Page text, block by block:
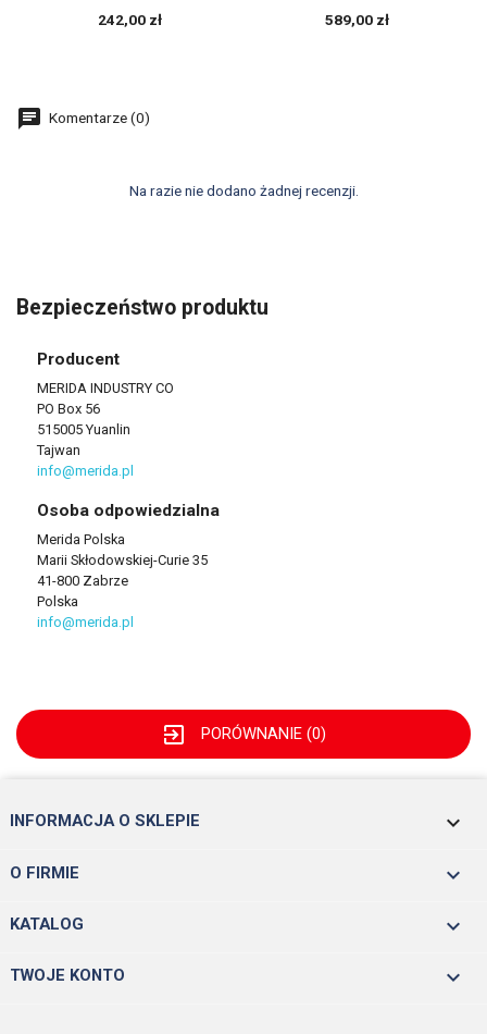
242,00 zł 589,00 zł
Komentarze (0)
Na razie nie dodano żadnej recenzji.
Bezpieczeństwo produktu
Producent
MERIDA INDUSTRY CO
PO Box 56
515005 Yuanlin
Tajwan
info@merida.pl
Osoba odpowiedzialna
Merida Polska
Marii Skłodowskiej-Curie 35
41-800 Zabrze
Polska
info@merida.pl
exit_to_app PORÓWNANIE (0)
INFORMACJA O SKLEPIE keyboard_arrow_down
O FIRMIE 
KATALOG 
TWOJE KONTO 